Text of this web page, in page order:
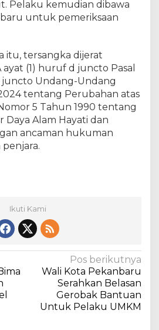
Pelaku kemudian dibawa
untuk pemeriksaan
itu, tersangka dijerat
(1) huruf d juncto Pasal
juncto Undang-Undang
tentang Perubahan atas
5 Tahun 1990 tentang
Daya Alam Hayati dan
ancaman hukuman
Ikuti Kami
Pos berikutnya
Wali Kota Pekanbaru
Serahkan Belasan
Gerobak Bantuan
Untuk Pelaku UMKM